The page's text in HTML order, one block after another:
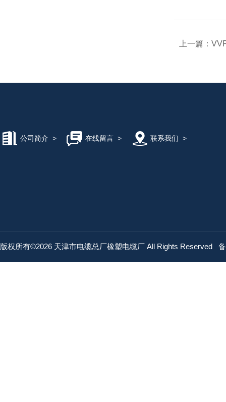
上一篇：
公司简介 > 在线留言> 联系我们 >
版权所有©2026 天津市电缆总厂橡塑电缆厂 All Rights Reserved